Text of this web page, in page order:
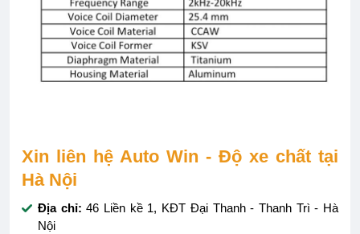
Xin liên hệ Auto Win - Độ xe chất tại
Hà Nội
Địa chỉ:46 Liền kề 1, KĐT Đại Thanh - Thanh Trì - Hà
Nội